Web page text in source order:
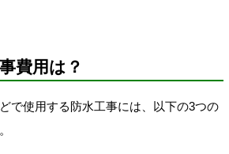
費用は？
で使用する防水工事には、以下の3つの